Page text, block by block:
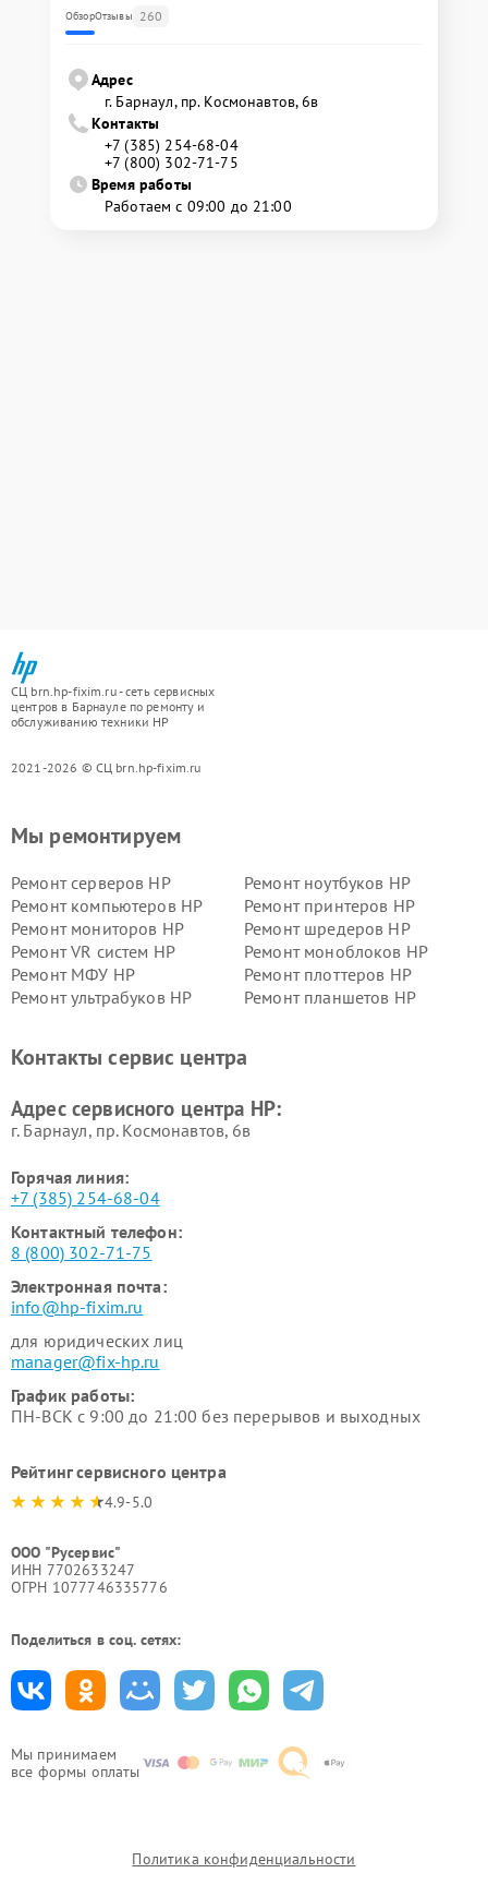
ОбзорОтзывы 260
Адрес
г. Барнаул, ​пр. Космонавтов, 6в
Контакты
+7 (385) 254-68-04
+7 (800) 302-71-75
Время работы
Работаем с 09:00 до 21:00
СЦ brn.hp-fixim.ru - сеть сервисных
центров в Барнауле по ремонту и
обслуживанию техники HP
2021-2026 © СЦ brn.hp-fixim.ru
Мы принимаем
все формы оплаты
Мы ремонтируем
Ремонт серверов HP
Ремонт ноутбуков HP
Ремонт компьютеров HP
Ремонт принтеров HP
Ремонт мониторов HP
Ремонт шредеров HP
Ремонт VR систем HP
Ремонт моноблоков HP
Ремонт МФУ HP
Ремонт плоттеров HP
Ремонт ультрабуков HP
Ремонт планшетов HP
Контакты сервис центра
Адрес сервисного центра HP:
г. Барнаул, ​пр. Космонавтов, 6в
Горячая линия:
+7 (385) 254-68-04
Контактный телефон:
8 (800) 302-71-75
Электронная почта:
info@hp-fixim.ru
для юридических лиц
manager@fix-hp.ru
График работы:
ПН-ВСК с 9:00 до 21:00 без перерывов и выходных
Рейтинг сервисного центра
4.9-5.0
ООО "Русервис"
ИНН 7702633247
ОГРН 1077746335776
Поделиться в соц. сетях:
Политика конфиденциальности